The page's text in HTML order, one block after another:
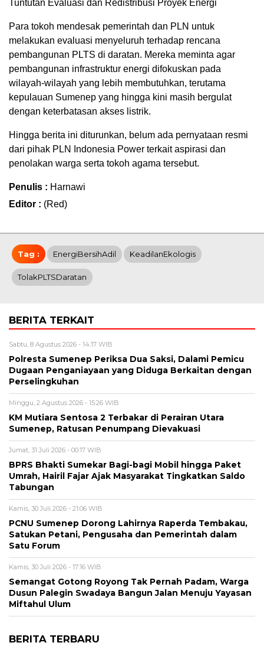
Tuntutan Evaluasi dan Redistribusi Proyek Energi
Para tokoh mendesak pemerintah dan PLN untuk
melakukan evaluasi menyeluruh terhadap rencana
pembangunan PLTS di daratan. Mereka meminta agar
pembangunan infrastruktur energi difokuskan pada
wilayah-wilayah yang lebih membutuhkan, terutama
kepulauan Sumenep yang hingga kini masih bergulat
dengan keterbatasan akses listrik.
Hingga berita ini diturunkan, belum ada pernyataan resmi
dari pihak PLN Indonesia Power terkait aspirasi dan
penolakan warga serta tokoh agama tersebut.
Penulis : Harnawi
Editor : (Red)
Tag : EnergiBersihAdil KeadilanEkologis
TolakPLTSDaratan
BERITA TERKAIT
Sabtu, 8 Agustus 2026 - 14:17 WIB
Polresta Sumenep Periksa Dua Saksi, Dalami Pemicu
Dugaan Penganiayaan yang Diduga Berkaitan dengan
Perselingkuhan
Minggu, 2 Agustus 2026 - 15:26 WIB
KM Mutiara Sentosa 2 Terbakar di Perairan Utara
Sumenep, Ratusan Penumpang Dievakuasi
Jumat, 31 Juli 2026 - 00:17 WIB
BPRS Bhakti Sumekar Bagi-bagi Mobil hingga Paket
Umrah, Hairil Fajar Ajak Masyarakat Tingkatkan Saldo
Tabungan
Kamis, 30 Juli 2026 - 21:06 WIB
PCNU Sumenep Dorong Lahirnya Raperda Tembakau,
Satukan Petani, Pengusaha dan Pemerintah dalam
Satu Forum
Kamis, 30 Juli 2026 - 17:16 WIB
Semangat Gotong Royong Tak Pernah Padam, Warga
Dusun Palegin Swadaya Bangun Jalan Menuju Yayasan
Miftahul Ulum
BERITA TERBARU